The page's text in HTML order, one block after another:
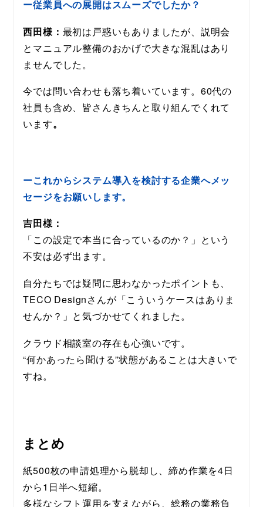
ー従業員への展開はスムーズでしたか？
西田様： 最初は戸惑いもありましたが、説明会
とマニュアル整備のおかげで大きな混乱はあり
ませんでした。
今では問い合わせも落ち着いています。60代の
社員も含め、皆さんきちんと取り組んでくれて
います。
ーこれからシステム導入を検討する企業へメッ
セージをお願いします。
吉田様：
「この設定で本当に合っているのか？」という
不安は必ず出ます。
自分たちでは疑問に思わなかったポイントも、
TECO Designさんが「こういうケースはありま
せんか？」と気づかせてくれました。
クラウド相談室の存在も心強いです。
“何かあったら聞ける”状態があることは大きいで
すね。
まとめ
紙500枚の申請処理から脱却し、締め作業を4日
から1日半へ短縮。
多様なシフト運用を支えながら、総務の業務負